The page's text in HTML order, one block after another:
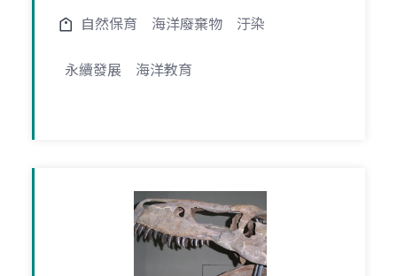
自然保育 海洋廢棄物 汙染
永續發展 海洋教育